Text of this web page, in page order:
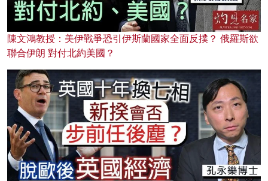
陳文鴻教授：美伊戰爭恐引伊斯蘭國家全面反撲？ 俄羅斯欲
聯合伊朗 對付北約美國？